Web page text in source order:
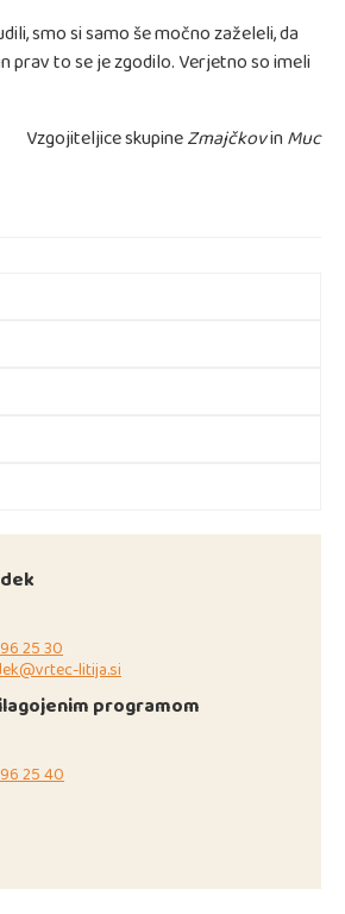
25 30
litija.si
programom
25 40
smo si samo še močno zaželeli, da
prav to se je zgodilo. Verjetno so imeli
Vzgojiteljice skupineZmajčkovinMuc